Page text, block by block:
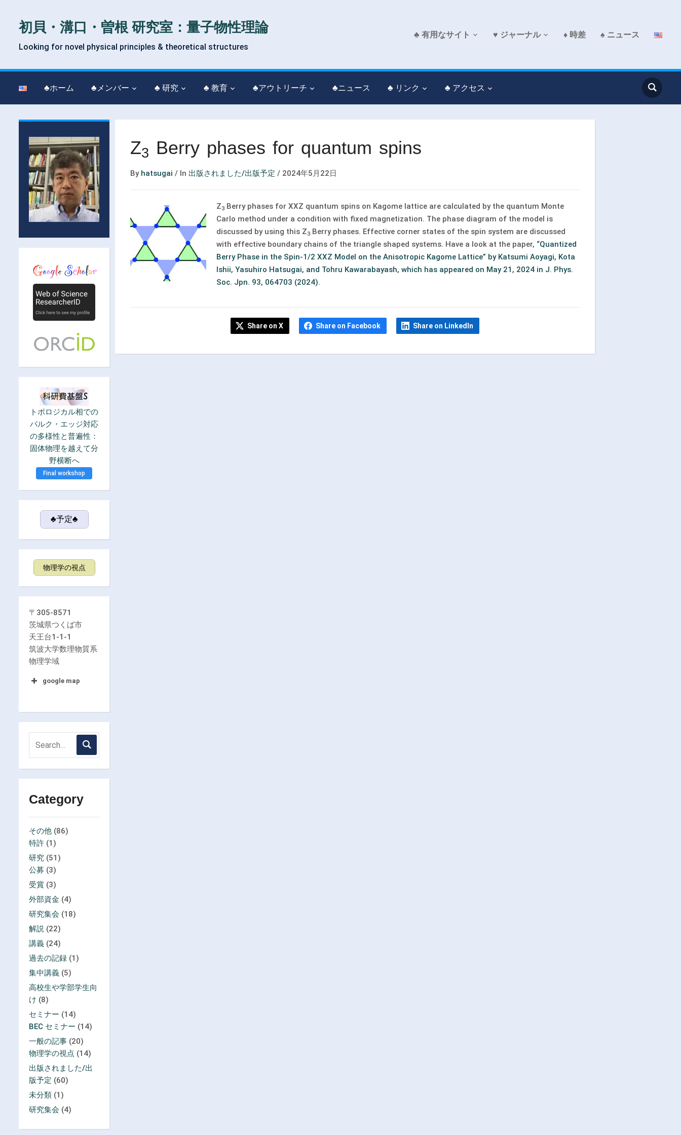
初貝・溝口・曽根 研究室：量子物性理論
Looking for novel physical principles & theoretical structures
♣ 有用なサイト ♥ ジャーナル ♦ 時差 ♠ ニュース
♣ホーム ♣メンバー ♣ 研究 ♣ 教育 ♣アウトリーチ ♣ニュース ♣ リンク ♣ アクセス
トポロジカル相での
バルク・エッジ対応
の多様性と普遍性：
固体物理を越えて分
野横断へ
Final workshop
♣予定♣
物理学の視点
〒305-8571
茨城県つくば市
天王台1-1-1
筑波大学数理物質系
物理学域
google map
Category
その他 (86)
特許 (1)
研究 (51)
公募 (3)
受賞 (3)
外部資金 (4)
研究集会 (18)
解説 (22)
講義 (24)
過去の記録 (1)
集中講義 (5)
高校生や学部学生向
け (8)
セミナー (14)
BEC セミナー (14)
一般の記事 (20)
物理学の視点 (14)
出版されました/出
版予定 (60)
未分類 (1)
研究集会 (4)
Z3 Berry phases for quantum spins
By hatsugai / In 出版されました/出版予定 / 2024年5月22日
Z3 Berry phases for XXZ quantum spins on Kagome lattice are calculated by the quantum Monte
Carlo method under a condition with fixed magnetization. The phase diagram of the model is
discussed by using this Z3 Berry phases. Effective corner states of the spin system are discussed
with effective boundary chains of the triangle shaped systems. Have a look at the paper, “Quantized
Berry Phase in the Spin-1/2 XXZ Model on the Anisotropic Kagome Lattice” by Katsumi Aoyagi, Kota
Ishii, Yasuhiro Hatsugai, and Tohru Kawarabayash, which has appeared on May 21, 2024 in J. Phys.
Soc. Jpn. 93, 064703 (2024).
Share on X Share on Facebook Share on LinkedIn